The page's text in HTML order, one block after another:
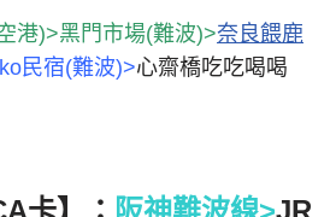
港)>黑門市場(難波)>奈良餵鹿
民宿(難波)>心齋橋吃吃喝喝
卡】： 阪神難波線>JR